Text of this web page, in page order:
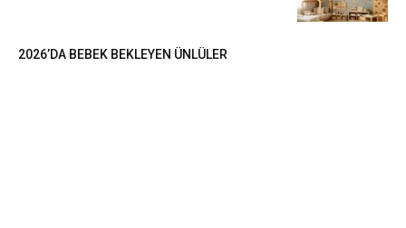
2026’DA BEBEK BEKLEYEN ÜNLÜLER